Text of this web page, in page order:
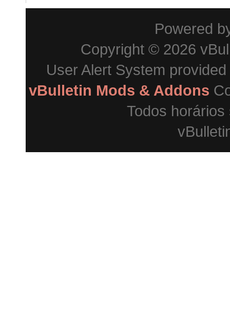
Powered
Copyright © 2026
User Alert System
vBulletin Mods & Addons
Todos